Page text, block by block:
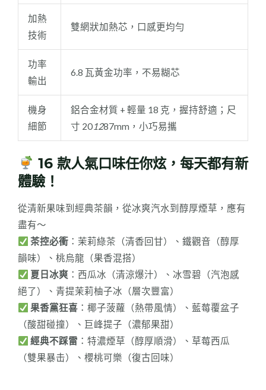
加熱
技術
雙網狀加熱芯，口感更均勻
功率
輸出
6.8 瓦黃金功率，不易糊芯
機身
細節
鋁合金材質 + 輕量 18 克，握持舒適；尺
寸 201287mm，小巧易攜
16 款人氣口味任你炫，每天都有新
體驗！
從清新果味到經典茶韻，從冰爽汽水到醇厚煙草，應有
盡有～
茶控必衝：茉莉綠茶（清香回甘）、鐵觀音（醇厚
韻味）、桃烏龍（果香混搭）
夏日冰爽：西瓜冰（清涼爆汁）、冰雪碧（汽泡感
絕了）、青提茉莉柚子冰（層次豐富）
果香黨狂喜：椰子菠蘿（熱帶風情）、藍莓覆盆子
（酸甜碰撞）、巨峰提子（濃郁果甜）
經典不踩雷 ：特濃煙草（醇厚順滑）、草莓西瓜
（雙果暴击）、櫻桃可樂（復古回味）